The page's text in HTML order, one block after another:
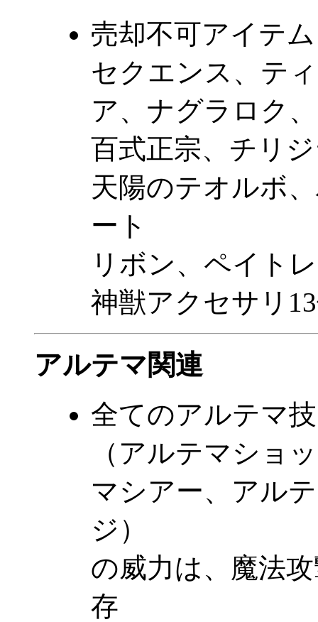
売却不可アイテ
セクエンス、テ
ア、ナグラロク、
百式正宗、チリ
天陽のテオルボ
ート
リボン、ペイト
神獣アクセサリ
アルテマ関連
全てのアルテマ技
（アルテマショ
マシアー、アル
ジ）
の威力は、魔法
存